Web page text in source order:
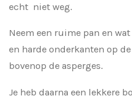
echt niet weg.
Neem een ruime pan en
en harde onderkanten op
bovenop de asperges.
Je heb daarna een lekkere